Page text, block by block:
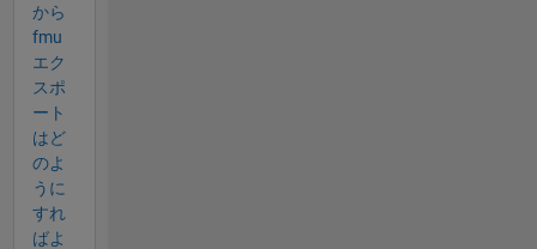
から​
fmu
エク
スポ
ート
は​ど
のよ
うに
すれ
ばよ